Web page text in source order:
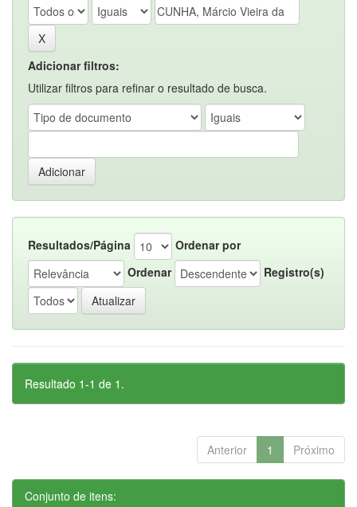
Adicionar filtros:
Utilizar filtros para refinar o resultado de busca.
Resultados/Página
Ordenar por
Ordenar
Registro(s)
Resultado 1-1 de 1.
Anterior 1 Próximo
Conjunto de itens: